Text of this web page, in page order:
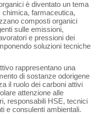
è diventato un tema
chimica, farmaceutica,
composti organici
sulle emissioni,
e pressioni dei
soluzioni tecniche
rappresentano una
di sostanze odorigene
il ruolo dei carboni attivi
attenzione alle
responsabili HSE, tecnici
e consulenti ambientali.